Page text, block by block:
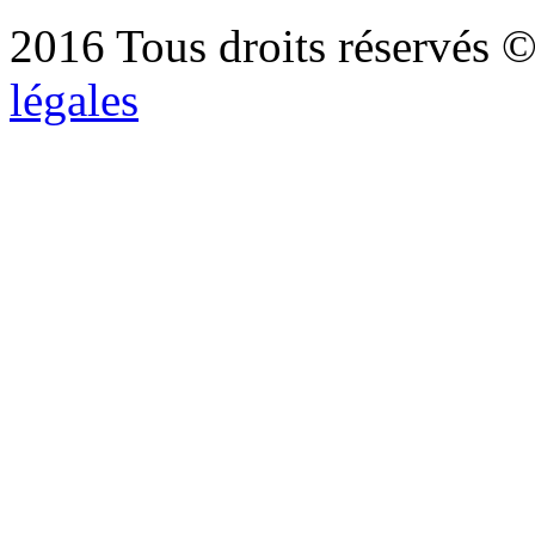
2016 Tous droits réservés
légales